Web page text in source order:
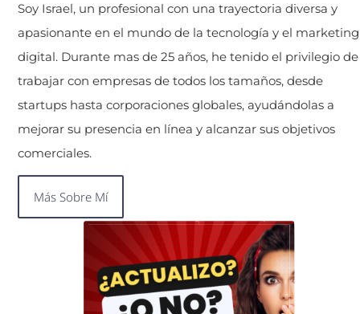
Soy Israel, un profesional con una trayectoria diversa y
apasionante en el mundo de la tecnología y el marketing
digital. Durante mas de 25 años, he tenido el privilegio de
trabajar con empresas de todos los tamaños, desde
startups hasta corporaciones globales, ayudándolas a
mejorar su presencia en línea y alcanzar sus objetivos
comerciales.
Más Sobre Mí